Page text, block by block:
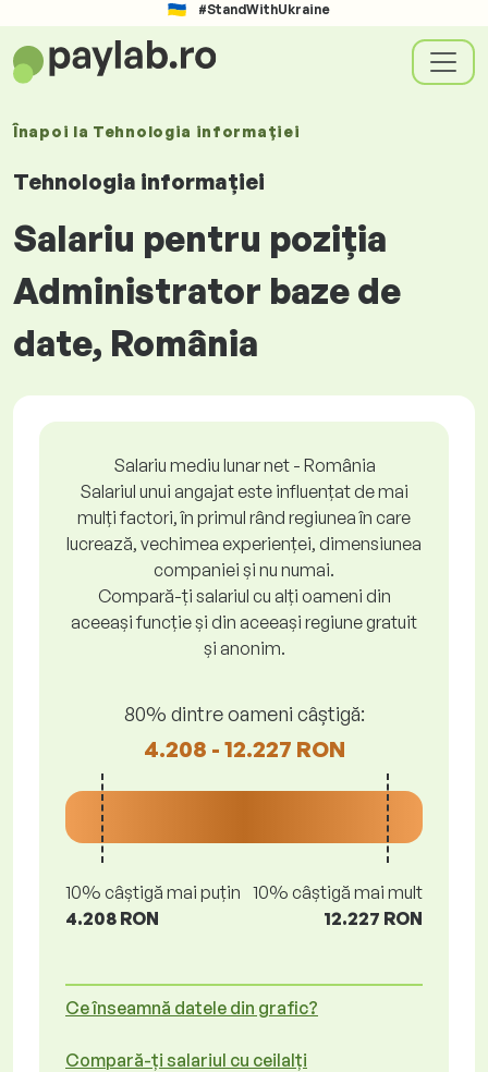
#StandWithUkraine
Înapoi la Tehnologia informației
Tehnologia informației
Salariu pentru poziția
Administrator baze de
date, România
Salariu mediu lunar net - România
Salariul unui angajat este influențat de mai
mulți factori, în primul rând regiunea în care
lucrează, vechimea experienței, dimensiunea
companiei și nu numai.
Compară-ți salariul cu alți oameni din
aceeași funcție și din aceeași regiune gratuit
și anonim.
80% dintre oameni câștigă:
4.208 - 12.227 RON
10% câștigă mai puțin
4.208 RON
10% câștigă mai mult
12.227 RON
Ce înseamnă datele din grafic?
Compară-ți salariul cu ceilalți